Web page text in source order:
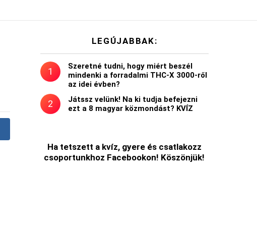
LEGÚJABBAK:
Szeretné tudni, hogy miért beszél
mindenki a forradalmi THC-X 3000-ről
az idei évben?
Játssz velünk! Na ki tudja befejezni
ezt a 8 magyar közmondást? KVÍZ
Ha tetszett a kvíz, gyere és csatlakozz
csoportunkhoz Facebookon! Köszönjük!